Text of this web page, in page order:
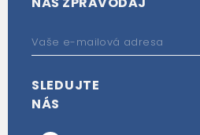
SLEDUJTE
NÁS